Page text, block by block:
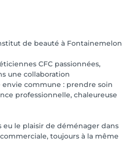
de beauté à Fontainemelon
CFC passionnées,
une collaboration
commune : prendre soin
professionnelle, chaleureuse
eu le plaisir de déménager dans
toujours à la même